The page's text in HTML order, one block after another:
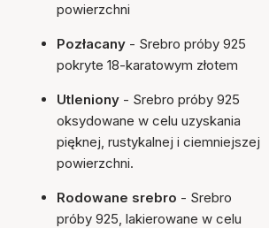
powierzchni
Pozłacany - Srebro próby 925
pokryte 18-karatowym złotem
Utleniony - Srebro próby 925
oksydowane w celu uzyskania
pięknej, rustykalnej i ciemniejszej
powierzchni.
Rodowane srebro - Srebro
próby 925, lakierowane w celu